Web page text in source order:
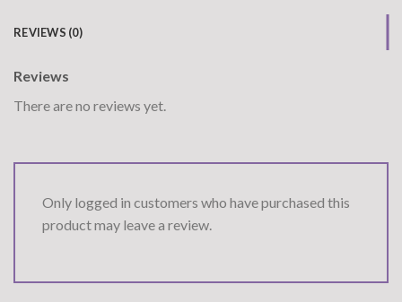
REVIEWS (0)
Reviews
There are no reviews yet.
Only logged in customers who have purchased this
product may leave a review.